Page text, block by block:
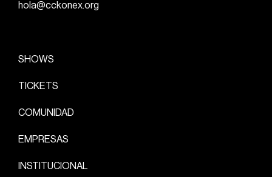
hola@cckonex.org
SHOWS
TICKETS
COMUNIDAD
EMPRESAS
INSTITUCIONAL